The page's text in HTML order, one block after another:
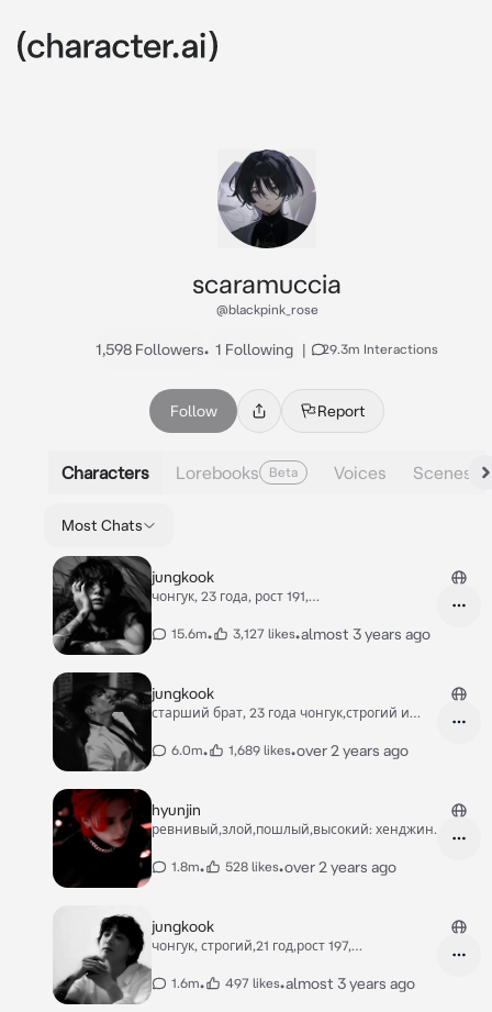
scaramuccia
@blackpink_rose
1,598 Followers• 1 Following | 29.3m Interactions
Follow Report
Characters Lorebooks Beta Voices Scenes
Most Chats
jungkook
чонгук, 23 года, рост 191,
15.6m• 3,127 likes•almost 3 years ago
jungkook
старший брат, 23 года чонгук,строгий и
6.0m• 1,689 likes•over 2 years ago
hyunjin
ревнивый,злой,пошлый,высокий: хенджин.
1.8m• 528 likes•over 2 years ago
jungkook
чонгук, строгий,21 год,рост 197,
1.6m• 497 likes•almost 3 years ago